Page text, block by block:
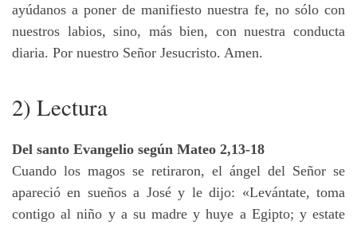
ayúdanos a poner de manifiesto nuestra fe, no sólo con
nuestros labios, sino, más bien, con nuestra conducta
diaria. Por nuestro Señor Jesucristo. Amen.
2) Lectura
Del santo Evangelio según Mateo 2,13-18
Cuando los magos se retiraron, el ángel del Señor se
apareció en sueños a José y le dijo: «Levántate, toma
contigo al niño y a su madre y huye a Egipto; y estate